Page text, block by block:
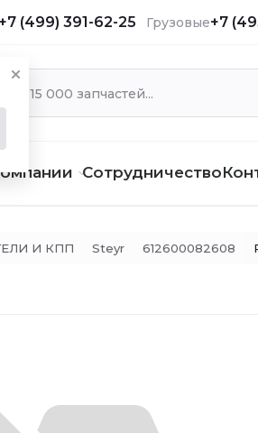
+7 (499) 391-62-25 Грузовые+7
Сотрудничество
И КПП Steyr 612600082608